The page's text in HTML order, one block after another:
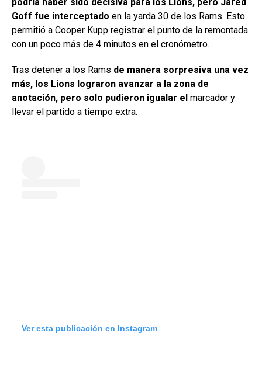
Goff fue interceptado en la yarda 30 de los Rams. Esto
permitió a Cooper Kupp registrar el punto de la remontada
con un poco más de 4 minutos en el cronómetro.
Tras detener a los Rams de manera sorpresiva una vez
más, los Lions lograron avanzar a la zona de
anotación, pero solo pudieron igualar el marcador y
llevar el partido a tiempo extra.
Ver esta publicación en Instagram